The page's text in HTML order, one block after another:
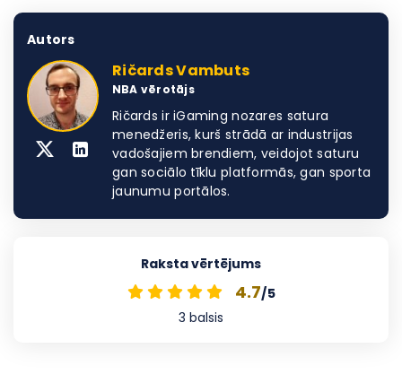
Autors
Ričards Vambuts
NBA vērotājs
Ričards ir iGaming nozares satura
menedžeris, kurš strādā ar industrijas
vadošajiem brendiem, veidojot saturu
gan sociālo tīklu platformās, gan sporta
jaunumu portālos.
Raksta vērtējums
4.7/5
3 balsis